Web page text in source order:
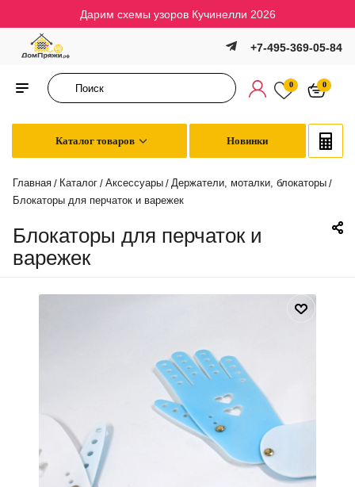
Дарим схемы узоров Кучинелли 2026
+7-495-369-05-84
0 0
Каталог товаров Новинки
Главная / Каталог / Аксессуары / Держатели, моталки, блокаторы /
Блокаторы для перчаток и варежек
Блокаторы для перчаток и
варежек